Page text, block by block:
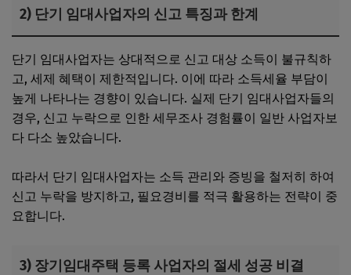
2) 단기 임대사업자의 신고 특징과 한계
단기 임대사업자는 상대적으로 신고 대상 소득이 불규칙하
고, 세제 혜택이 제한적입니다. 이에 따라 소득세율 부담이
높게 나타나는 경향이 있습니다. 실제 단기 임대사업자들의
경우, 신고 누락으로 인한 세무조사 경험률이 일반 사업자보
다 다소 높았습니다.
따라서 단기 임대사업자는 소득 관리와 증빙을 철저히 하여
신고 누락을 방지하고, 필요경비를 적극 활용하는 전략이 중
요합니다.
3) 장기임대주택 등록 사업자의 절세 성공 비결